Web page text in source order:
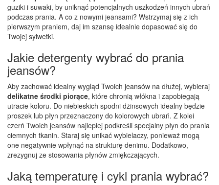
guziki i suwaki, by uniknąć potencjalnych uszkodzeń innych ubrań
podczas prania. A co z nowymi jeansami? Wstrzymaj się z ich
pierwszym praniem, daj im szansę idealnie dopasować się do
Twojej sylwetki.
Jakie detergenty wybrać do prania
jeansów?
Aby zachować idealny wygląd Twoich jeansów na dłużej, wybieraj
delikatne środki piorące, które chronią włókna i zapobiegają
utracie koloru. Do niebieskich spodni dżinsowych idealny będzie
proszek lub płyn przeznaczony do kolorowych ubrań. Z kolei
czerń Twoich jeansów najlepiej podkreśli specjalny płyn do prania
ciemnych tkanin. Staraj się unikać wybielaczy, ponieważ mogą
one negatywnie wpłynąć na strukturę denimu. Dodatkowo,
zrezygnuj ze stosowania płynów zmiękczających.
Jaką temperaturę i cykl prania wybrać?